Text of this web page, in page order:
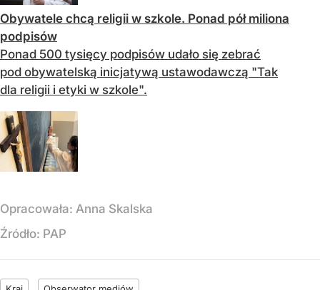
Obywatele chcą religii w szkole. Ponad pół miliona
podpisów
Ponad 500 tysięcy podpisów udało się zebrać
pod obywatelską inicjatywą ustawodawczą "Tak
dla religii i etyki w szkole".
Opracowała: Anna Skalska
Źródło: PAP